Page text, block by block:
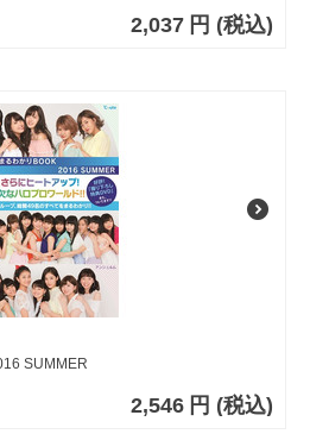
2,037 円 (税込)
SUMMER
2,546 円 (税込)